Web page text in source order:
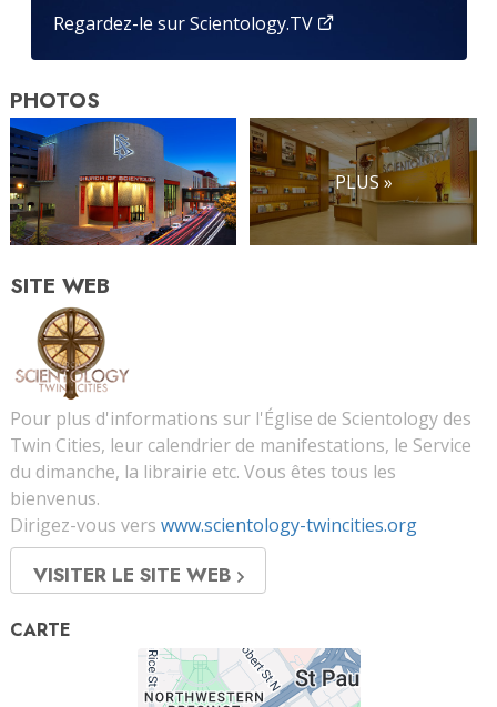
Regardez-le sur Scientology.TV
PHOTOS
PLUS »
SITE WEB
Pour plus d'informations sur l'Église de Scientology des
Twin Cities, leur calendrier de manifestations, le Service
du dimanche, la librairie etc. Vous êtes tous les
bienvenus.
Dirigez-vous vers www.scientology-twincities.org
VISITER LE SITE WEB
CARTE